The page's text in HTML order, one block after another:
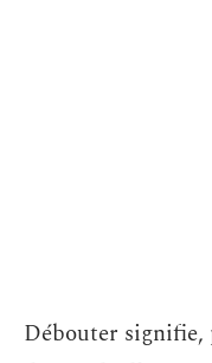
Débouter